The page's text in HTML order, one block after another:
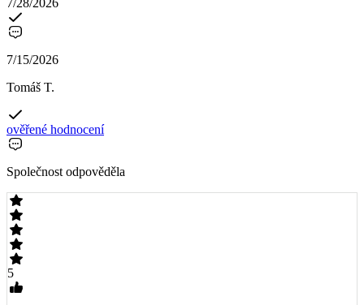
7/15/2026
Tomáš T.
ověřené hodnocení
Společnost odpověděla
5